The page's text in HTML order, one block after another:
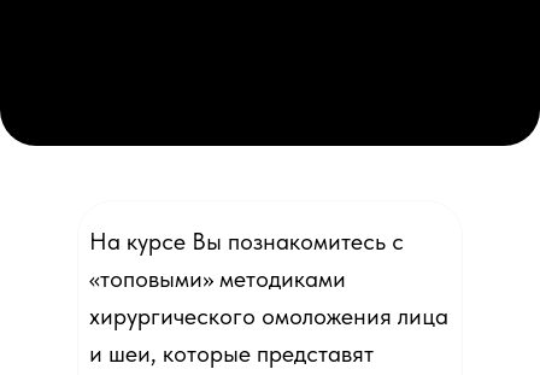
На курсе Вы познакомитесь с
«топовыми» методиками
хирургического омоложения лица
и шеи, которые представят